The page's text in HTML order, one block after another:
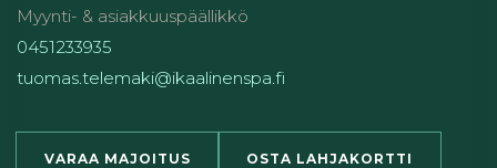
Myynti- & asiakkuuspäällikkö
0451233935
tuomas.telemaki@ikaalinenspa.fi
VARAA MAJOITUS OSTA LAHJAKORTTI